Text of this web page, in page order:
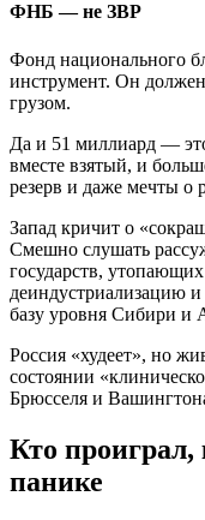
ФНБ — не ЗВР
Фонд национального
инструмент. Он
грузом.
Да и 51 миллиард —
вместе взятый, и
резерв и даже мечты о
Запад кричит о
Смешно слушать
государств,
деиндустриализацию
базу уровня Сибири и
Россия «худеет», но
состоянии
Брюсселя и
Кто
панике